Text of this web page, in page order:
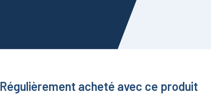
Régulièrement acheté avec ce produit